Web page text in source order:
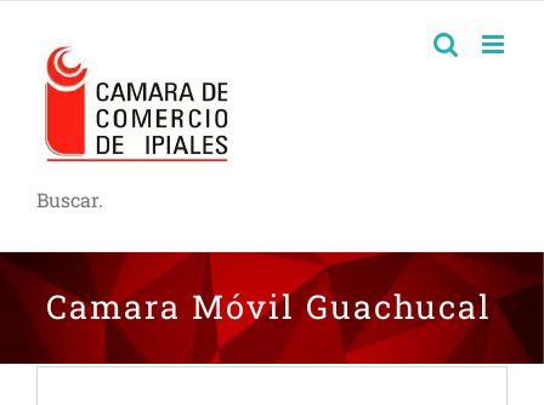
Buscar.
Camara Móvil Guachucal